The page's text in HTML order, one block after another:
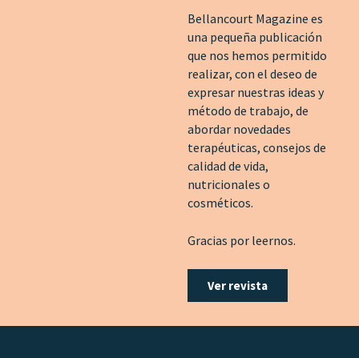
Bellancourt Magazine es
una pequeña publicación
que nos hemos permitido
realizar, con el deseo de
expresar nuestras ideas y
método de trabajo, de
abordar novedades
terapéuticas, consejos de
calidad de vida,
nutricionales o
cosméticos.
Gracias por leernos.
Ver revista